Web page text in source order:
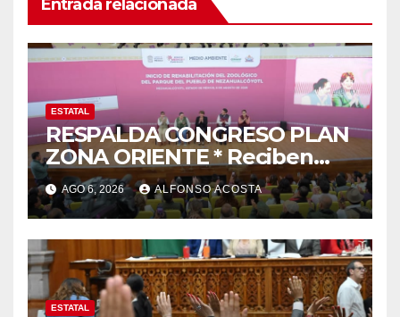
Entrada relacionada
ESTATAL
RESPALDA CONGRESO PLAN
ZONA ORIENTE * Reciben
reconocimiento de la
gobernadora Delfina Gómez
AGO 6, 2026 ALFONSO ACOSTA
ESTATAL